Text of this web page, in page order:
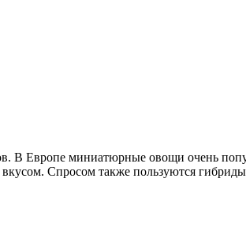
В Европе миниатюрные овощи очень
Спросом также пользуются